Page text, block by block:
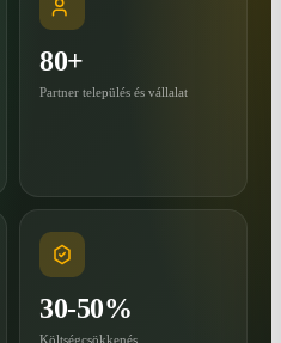
80+
Partner település és vállalat
30-50%
Költségcsökkenés